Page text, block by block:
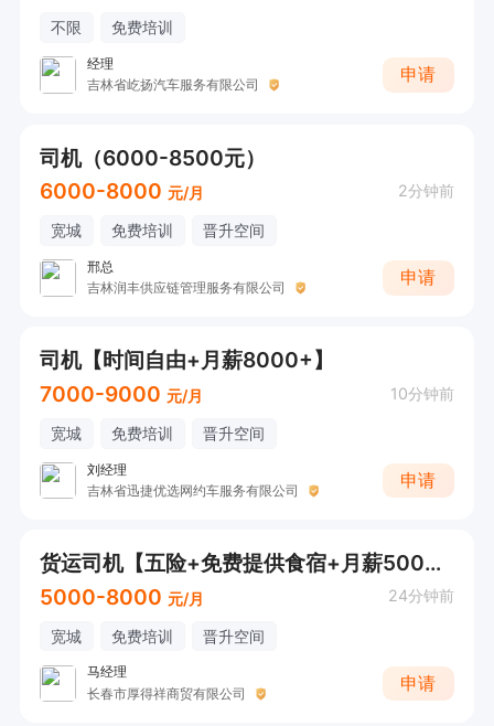
不限 免费培训
经理
吉林省屹扬汽车服务有限公司
申请
司机（6000-8500元）
6000-8000 元/月 2分钟前
宽城 免费培训 晋升空间
邢总
吉林润丰供应链管理服务有限公司
申请
司机【时间自由+月薪8000+】
7000-9000 元/月 10分钟前
宽城 免费培训 晋升空间
刘经理
吉林省迅捷优选网约车服务有限公司
申请
货运司机【五险+免费提供食宿+月薪5000+】感兴趣可直接电话联系
5000-8000 元/月 24分钟前
宽城 免费培训 晋升空间
马经理
长春市厚得祥商贸有限公司
申请